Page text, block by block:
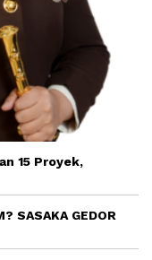
15 Proyek,
SASAKA GEDOR